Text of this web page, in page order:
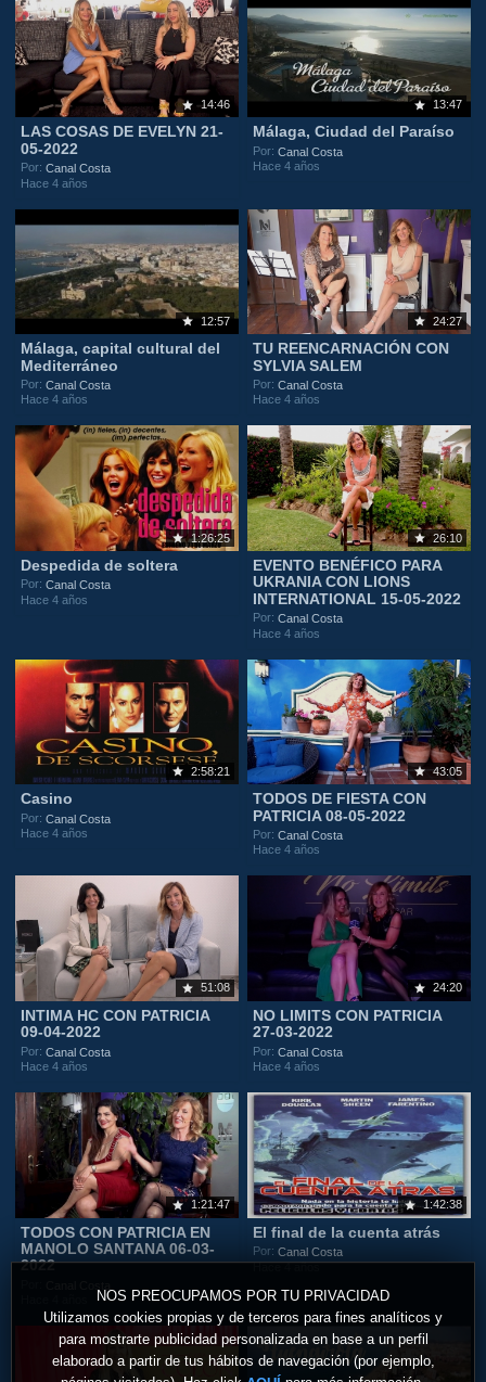
NOS PREOCUPAMOS POR TU PRIVACIDAD
Utilizamos cookies propias y de terceros para fines analíticos y
para mostrarte publicidad personalizada en base a un perfil
elaborado a partir de tus hábitos de navegación (por ejemplo,
14:46
LAS COSAS DE EVELYN 21-
05-2022
Por:Canal Costa
Hace 4 años
13:47
Málaga, Ciudad del Paraíso
Por:Canal Costa
Hace 4 años
12:57
Málaga, capital cultural del
Mediterráneo
Por:Canal Costa
Hace 4 años
24:27
TU REENCARNACIÓN CON
SYLVIA SALEM
Por:Canal Costa
Hace 4 años
1:26:25
Despedida de soltera
Por:Canal Costa
Hace 4 años
26:10
EVENTO BENÉFICO PARA
UKRANIA CON LIONS
INTERNATIONAL 15-05-2022
Por:Canal Costa
Hace 4 años
2:58:21
Casino
Por:Canal Costa
Hace 4 años
43:05
TODOS DE FIESTA CON
PATRICIA 08-05-2022
Por:Canal Costa
Hace 4 años
51:08
INTIMA HC CON PATRICIA
09-04-2022
Por:Canal Costa
Hace 4 años
24:20
NO LIMITS CON PATRICIA
27-03-2022
Por:Canal Costa
Hace 4 años
1:21:47
TODOS CON PATRICIA EN
MANOLO SANTANA 06-03-
2022
1:42:38
El final de la cuenta atrás
Por:Canal Costa
Hace 4 años